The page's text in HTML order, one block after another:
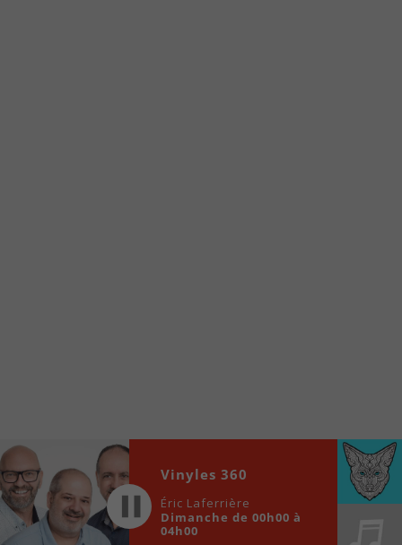
locale vous sont maintenant accessibles en un clic!
Audio
Player
00:00 00:00
Vinyles 360
Éric Laferrière
Dimanche de 00h00 à
04h00